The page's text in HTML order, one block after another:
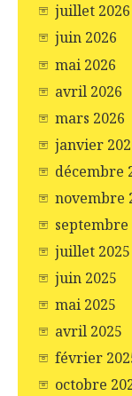
juillet 2026
juin 2026
mai 2026
avril 2026
mars 2026
janvier
décembre
novembre
septembre
juillet 2025
juin 2025
mai 2025
avril 2025
février
octobre